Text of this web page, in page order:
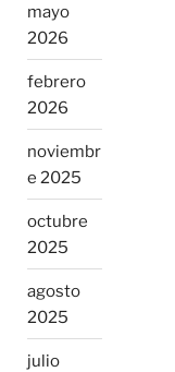
mayo
2026
febrero
2026
noviembr
e 2025
octubre
2025
agosto
2025
julio